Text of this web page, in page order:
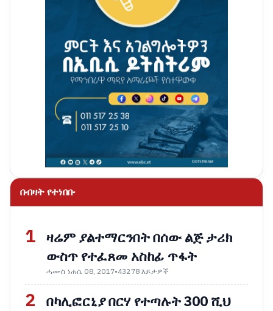
በብዛት የተነበቡ
1 ዛሬም ያልተማርንበት በሰው ልጅ ታሪክ
ውስጥ የተፈጸመ አስከፊ ጥፋት
ሓሙስ ነሐሴ 08, 2017•43278 እይታዎች
2 በካሊፎርኒያ በርሃ የተጣሉት 300 ሺህ